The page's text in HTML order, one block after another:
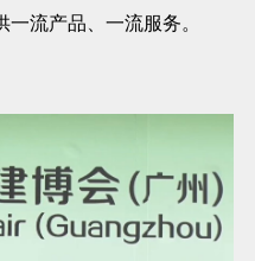
流产品、一流服务。